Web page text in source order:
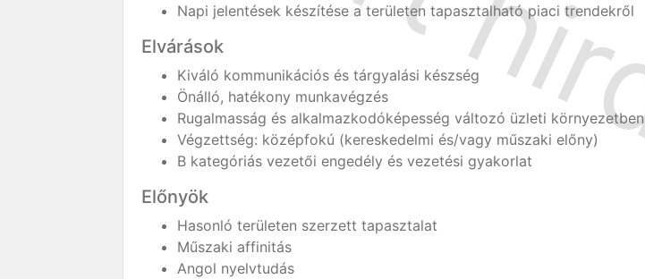
Napi jelentések készítése a területen tapasztalható piaci trendekről
Elvárások
Kiváló kommunikációs és tárgyalási készség
Önálló, hatékony munkavégzés
Rugalmasság és alkalmazkodóképesség változó üzleti környezetben
Végzettség: középfokú (kereskedelmi és/vagy műszaki előny)
B kategóriás vezetői engedély és vezetési gyakorlat
Előnyök
Hasonló területen szerzett tapasztalat
Műszaki affinitás
Angol nyelvtudás